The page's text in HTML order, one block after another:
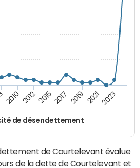
de désendettement
2010 2012 2015 2017 2019 20212023
de Courtelevant évalue
de la dette de Courtelevant et